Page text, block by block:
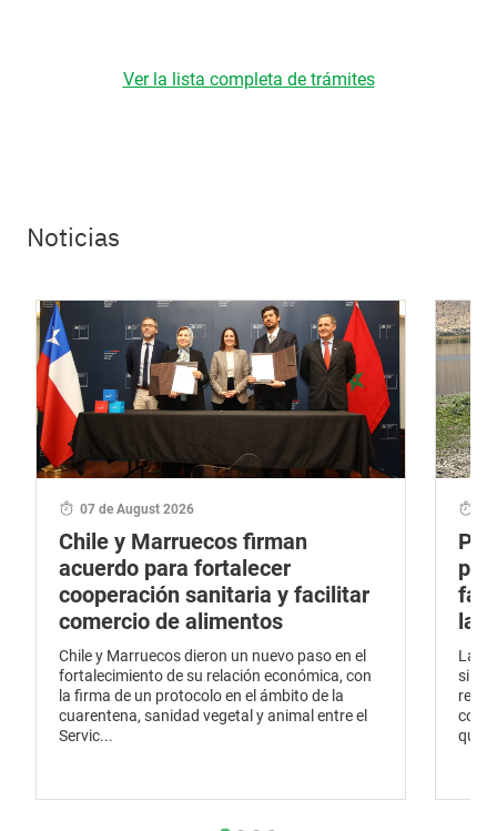
Ver la lista completa de trámites
Noticias
07 de August 2026
Chile y Marruecos firman
acuerdo para fortalecer
cooperación sanitaria y facilitar
comercio de alimentos
Chile y Marruecos dieron un nuevo paso en el
fortalecimiento de su relación económica, con
la firma de un protocolo en el ámbito de la
cuarentena, sanidad vegetal y animal entre el
Servic...
la
La
que